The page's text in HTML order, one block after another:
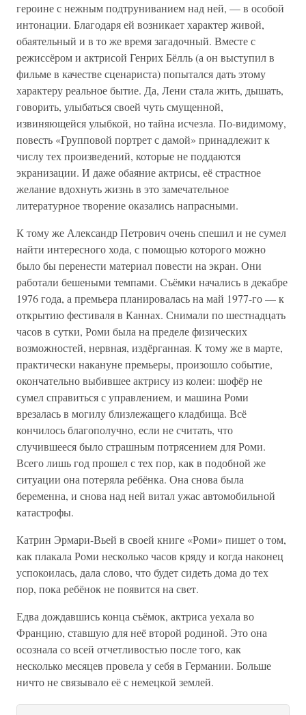
героине с нежным подтруниванием над ней, — в особой
интонации. Благодаря ей возникает характер живой,
обаятельный и в то же время загадочный. Вместе с
режиссёром и актрисой Генрих Бёлль (а он выступил в
фильме в качестве сценариста) попытался дать этому
характеру реальное бытие. Да, Лени стала жить, дышать,
говорить, улыбаться своей чуть смущенной,
извиняющейся улыбкой, но тайна исчезла. По-видимому,
повесть «Групповой портрет с дамой» принадлежит к
числу тех произведений, которые не поддаются
экранизации. И даже обаяние актрисы, её страстное
желание вдохнуть жизнь в это замечательное
литературное творение оказались напрасными.
К тому же Александр Петрович очень спешил и не сумел
найти интересного хода, с помощью которого можно
было бы перенести материал повести на экран. Они
работали бешеными темпами. Съёмки начались в декабре
1976 года, а премьера планировалась на май 1977-го — к
открытию фестиваля в Каннах. Снимали по шестнадцать
часов в сутки, Роми была на пределе физических
возможностей, нервная, издёрганная. К тому же в марте,
практически накануне премьеры, произошло событие,
окончательно выбившее актрису из колеи: шофёр не
сумел справиться с управлением, и машина Роми
врезалась в могилу близлежащего кладбища. Всё
кончилось благополучно, если не считать, что
случившееся было страшным потрясением для Роми.
Всего лишь год прошел с тех пор, как в подобной же
ситуации она потеряла ребёнка. Она снова была
беременна, и снова над ней витал ужас автомобильной
катастрофы.
Катрин Эрмари-Вьей в своей книге «Роми» пишет о том,
как плакала Роми несколько часов кряду и когда наконец
успокоилась, дала слово, что будет сидеть дома до тех
пор, пока ребёнок не появится на свет.
Едва дождавшись конца съёмок, актриса уехала во
Францию, ставшую для неё второй родиной. Это она
осознала со всей отчетливостью после того, как
несколько месяцев провела у себя в Германии. Больше
ничто не связывало её с немецкой землей.